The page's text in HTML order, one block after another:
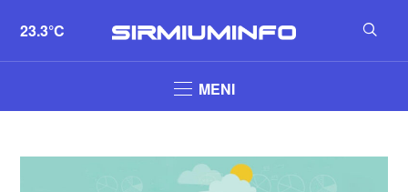
23.3°C
MENI